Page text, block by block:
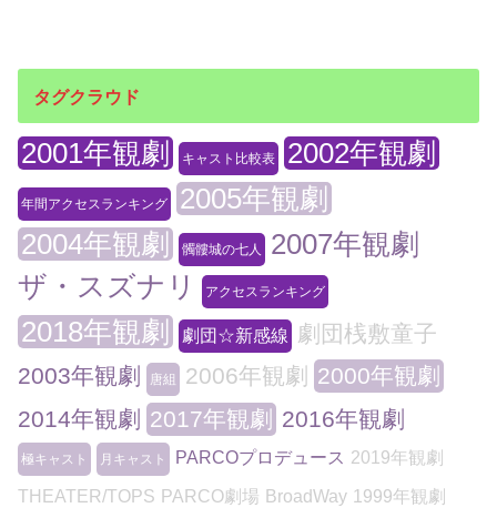
タグクラウド
2001年観劇 キャスト比較表 2002年観劇
年間アクセスランキング
2005年観劇
2004年観劇
髑髏城の七人
2007年観劇
ザ・スズナリ
アクセスランキング
2018年観劇 劇団☆新感線
劇団桟敷童子
2003年観劇
唐組 2006年観劇
2000年観劇
2014年観劇 2017年観劇 2016年観劇
極キャスト 月キャスト PARCOプロデュース 2019年観劇
THEATER/TOPS PARCO劇場 BroadWay 1999年観劇